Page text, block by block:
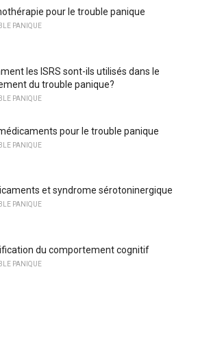
pour le trouble panique
PANIQUE
les ISRS sont-ils utilisés dans le
du trouble panique?
PANIQUE
pour le trouble panique
PANIQUE
et syndrome sérotoninergique
PANIQUE
du comportement cognitif
PANIQUE